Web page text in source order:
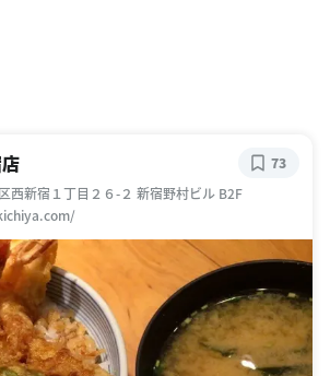
西新宿１丁目２６-２ 新宿野村ビル B2F
73